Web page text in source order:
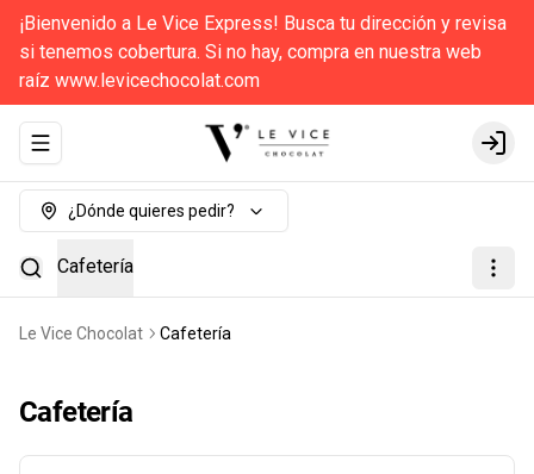
¡Bienvenido a Le Vice Express! Busca tu dirección y revisa
si tenemos cobertura. Si no hay, compra en nuestra web
raíz www.levicechocolat.com
Abrir menu de navegación Login
¿Dónde quieres pedir?
Cafetería
Le Vice Chocolat Cafetería
Cafetería